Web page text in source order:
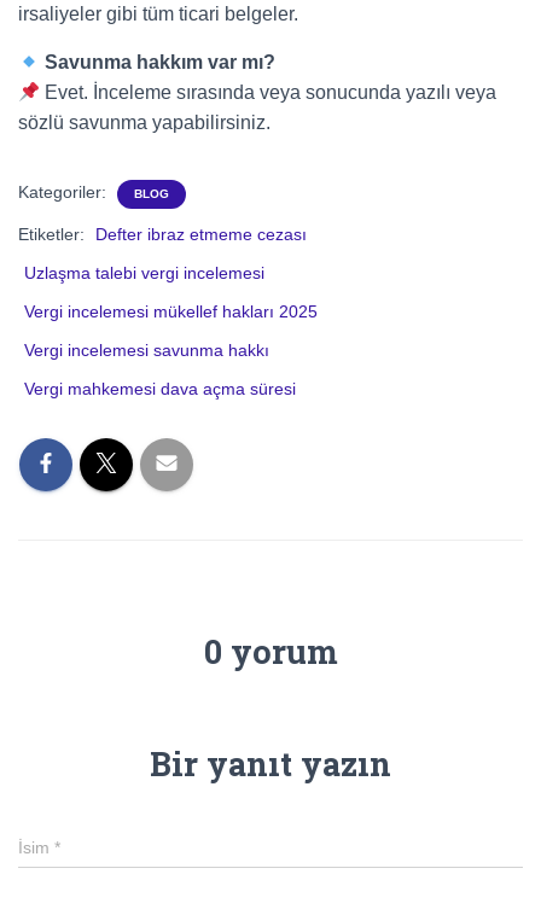
irsaliyeler gibi tüm ticari belgeler.
Savunma hakkım var mı?
Evet. İnceleme sırasında veya sonucunda yazılı veya
sözlü savunma yapabilirsiniz.
Kategoriler: BLOG
Etiketler:
Defter ibraz etmeme cezası
Uzlaşma talebi vergi incelemesi
Vergi incelemesi mükellef hakları 2025
Vergi incelemesi savunma hakkı
Vergi mahkemesi dava açma süresi
0 yorum
Bir yanıt yazın
İsim *